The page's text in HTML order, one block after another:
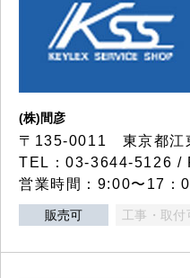
(株)間彦
〒135-0011 東京都江
TEL：03-3644-5126 /
営業時間：9:00〜17：
販売可 工事・取付